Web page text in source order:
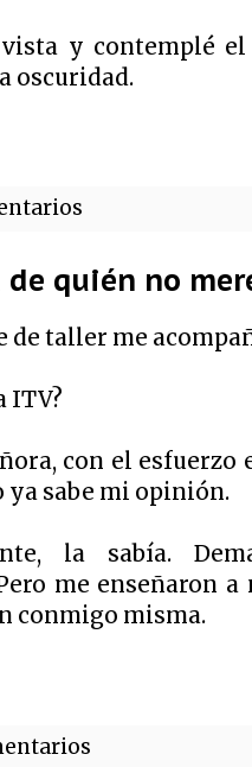
y contemplé el
oscuridad.
de quién no
de taller me
ITV?
con el esfuerzo
ya sabe mi opinión.
la sabía.
me enseñaron
conmigo misma.